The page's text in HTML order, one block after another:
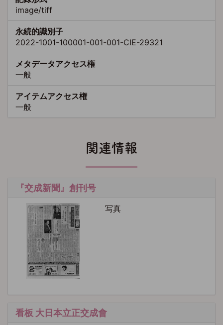
image/tiff
永続的識別子
2022-1001-100001-001-001-CIE-29321
メタデータアクセス権
一般
アイテムアクセス権
一般
関連情報
『交成新聞』創刊号
写真
看板 大日本立正交成會